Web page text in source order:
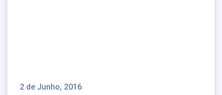
2 de Junho, 2016